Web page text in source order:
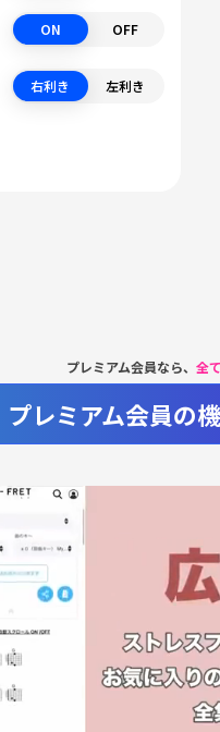
ON OFF
右利き 左利き
プレミアム会員なら、 全
プレミアム会員の